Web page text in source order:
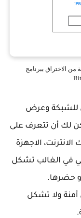
الاختراق ببرنامج
للشبكة وعرض
لك أن تتعرف على
الاجهزة
فهي في الغالب تشكل
حضرها.
أمنة ولا تشكل